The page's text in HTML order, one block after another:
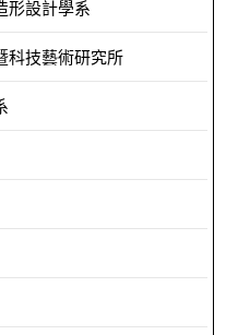
形設計學系
科技藝術研究所